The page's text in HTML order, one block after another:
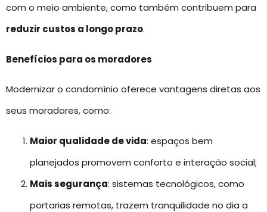
com o meio ambiente, como também contribuem para
reduzir custos a longo prazo.
Benefícios para os moradores
Modernizar o condomínio oferece vantagens diretas aos
seus moradores, como:
Maior qualidade de vida: espaços bem
planejados promovem conforto e interação social;
Mais segurança: sistemas tecnológicos, como
portarias remotas, trazem tranquilidade no dia a